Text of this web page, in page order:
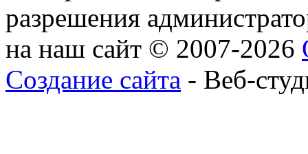
разрешения
на наш сайт © 2007-2026
Создание сайта - Веб-